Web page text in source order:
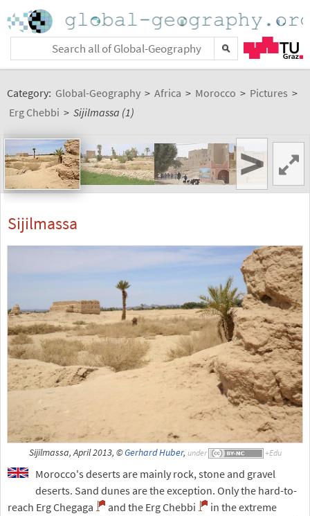
Category: Global-Geography > Africa > Morocco > Pictures >
Erg Chebbi > Sijilmassa (1)
>
Sijilmassa
Sijilmassa, April 2013, ©Gerhard Huber, under
Morocco's deserts are mainly rock, stone and gravel
deserts. Sand dunes are the exception. Only the hard-to-
reach Erg Chegaga
and the Erg Chebbi
in the extreme